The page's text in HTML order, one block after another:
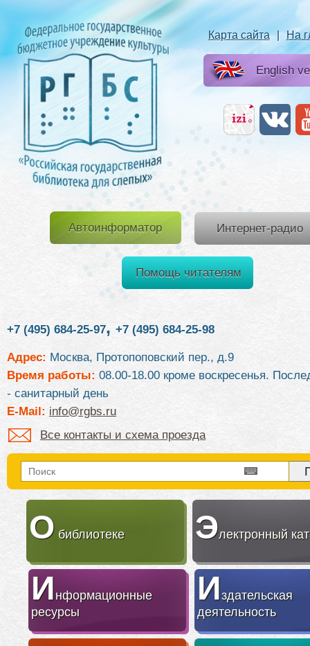
Карта сайта | На
English
Автоинформатор Интернет-радио
Помощь читателям
+7 (495) 684-25-97, +7 (495) 684-25-98
Адрес: Москва, Протопоповский пер., д.9
Время работы: 08.00-18.00 кроме воскресенья.
- санитарный день
E-Mail: info@rgbs.ru
Все контакты и схема проезда
О библиотеке Электронный
Информационные
ресурсы
Издательская
деятельность